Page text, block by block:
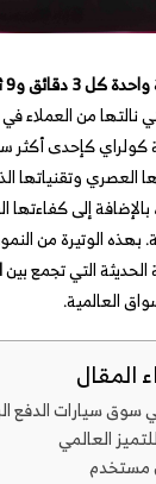
كل 3 دقائق و9 ثوانٍ
نالتها من العملاء
كولراي كإحدى أكثر
العصري وتقنياتها
إلى كفاءتها
الوتيرة من
التي تجمع بين
العالمية.
المقال
سوق سيارات الدفع
العالمي
مستخدم